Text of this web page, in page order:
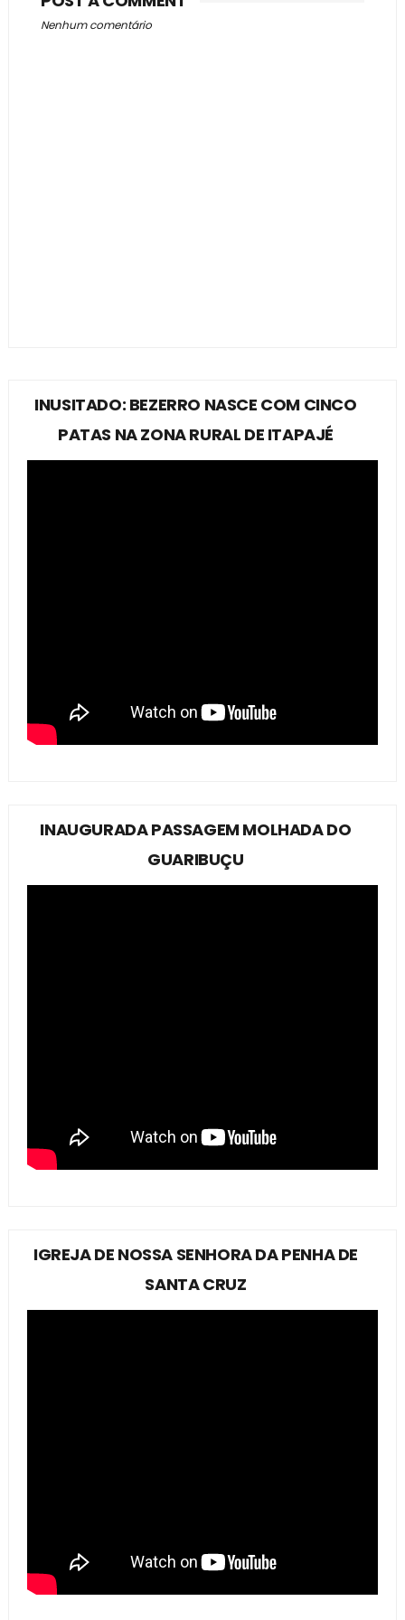
Nenhum comentário
INUSITADO: BEZERRO NASCE COM CINCO
PATAS NA ZONA RURAL DE ITAPAJÉ
INAUGURADA PASSAGEM MOLHADA DO
GUARIBUÇU
IGREJA DE NOSSA SENHORA DA PENHA DE
SANTA CRUZ